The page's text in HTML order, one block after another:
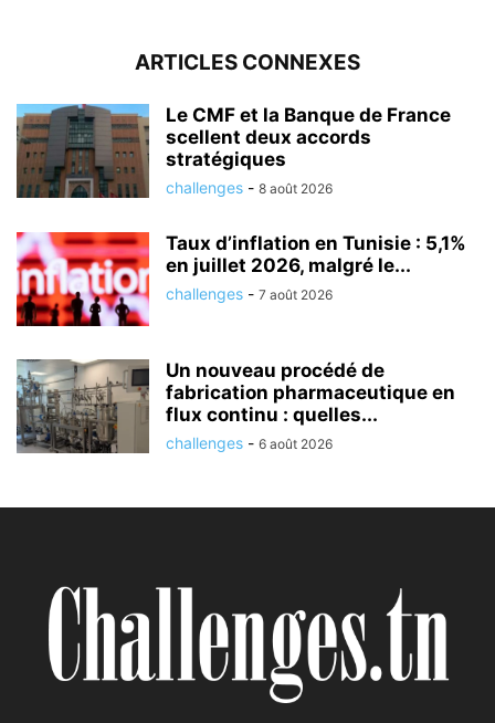
ARTICLES CONNEXES
Le CMF et la Banque de France
scellent deux accords
stratégiques
challenges - 8 août 2026
Taux d’inflation en Tunisie : 5,1%
en juillet 2026, malgré le...
challenges - 7 août 2026
Un nouveau procédé de
fabrication pharmaceutique en
flux continu : quelles...
challenges - 6 août 2026